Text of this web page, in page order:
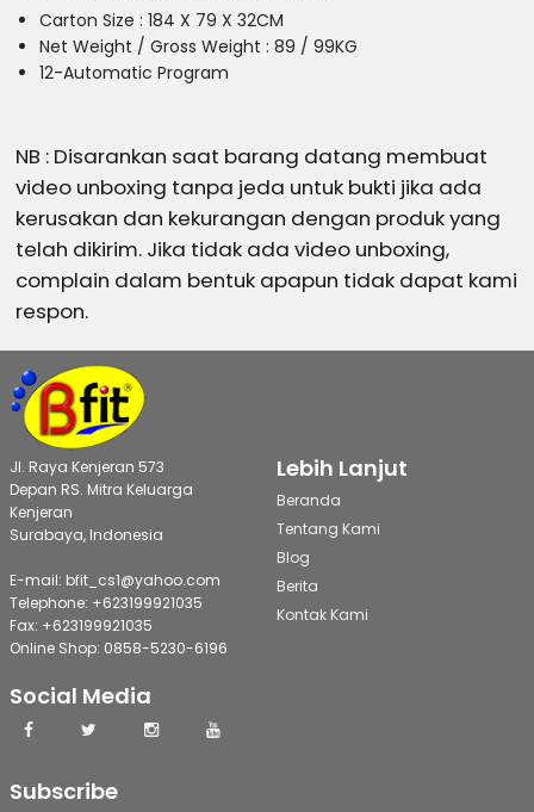
Carton Size : 184 X 79 X 32CM
Net Weight / Gross Weight : 89 / 99KG
12-Automatic Program
NB : Disarankan saat barang datang membuat
video unboxing tanpa jeda untuk bukti jika ada
kerusakan dan kekurangan dengan produk yang
telah dikirim. Jika tidak ada video unboxing,
complain dalam bentuk apapun tidak dapat kami
respon.
Jl. Raya Kenjeran 573
Depan RS. Mitra Keluarga
Kenjeran
Surabaya, Indonesia
E-mail: bfit_cs1@yahoo.com
Telephone: +623199921035
Fax: +623199921035
Online Shop: 0858-5230-6196
Lebih Lanjut
Beranda
Tentang Kami
Blog
Berita
Kontak Kami
Social Media
Subscribe